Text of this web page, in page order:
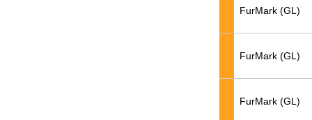
FurMark (GL)
FurMark (GL)
FurMark (GL)